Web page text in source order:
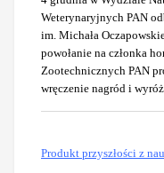
Weterynaryjnych PAN
im. Michała
powołanie na członka
Zootechnicznych PAN
wręczenie nagród i
Produkt przyszłości z